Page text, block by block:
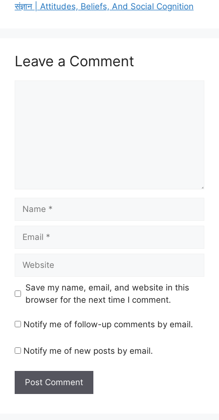
संज्ञान | Attitudes, Beliefs, And Social Cognition
Leave a Comment
Save my name, email, and website in this
browser for the next time I comment.
Notify me of follow-up comments by email.
Notify me of new posts by email.